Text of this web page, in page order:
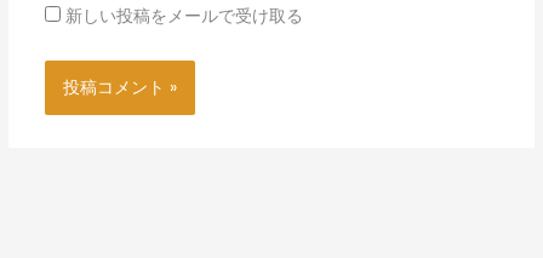
新しい投稿をメールで受け取る